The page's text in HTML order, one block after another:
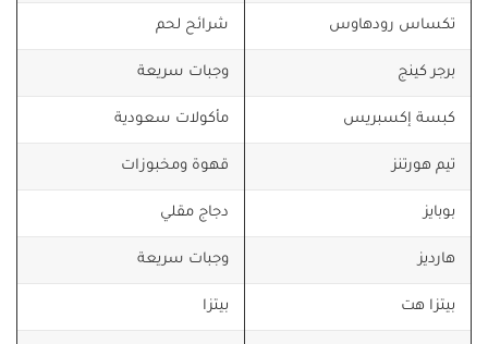
تكساس رودهاوس شرائح لحم
برجر كينج وجبات سريعة
كبسة إكسبريس مأكولات سعودية
تيم هورتنز قهوة ومخبوزات
بوبايز دجاج مقلي
هارديز وجبات سريعة
بيتزا هت بيتزا